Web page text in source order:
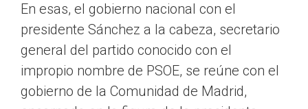
En esas, el gobierno nacional con el
presidente Sánchez a la cabeza, secretario
general del partido conocido con el
impropio nombre de PSOE, se reúne con el
gobierno de la Comunidad de Madrid,